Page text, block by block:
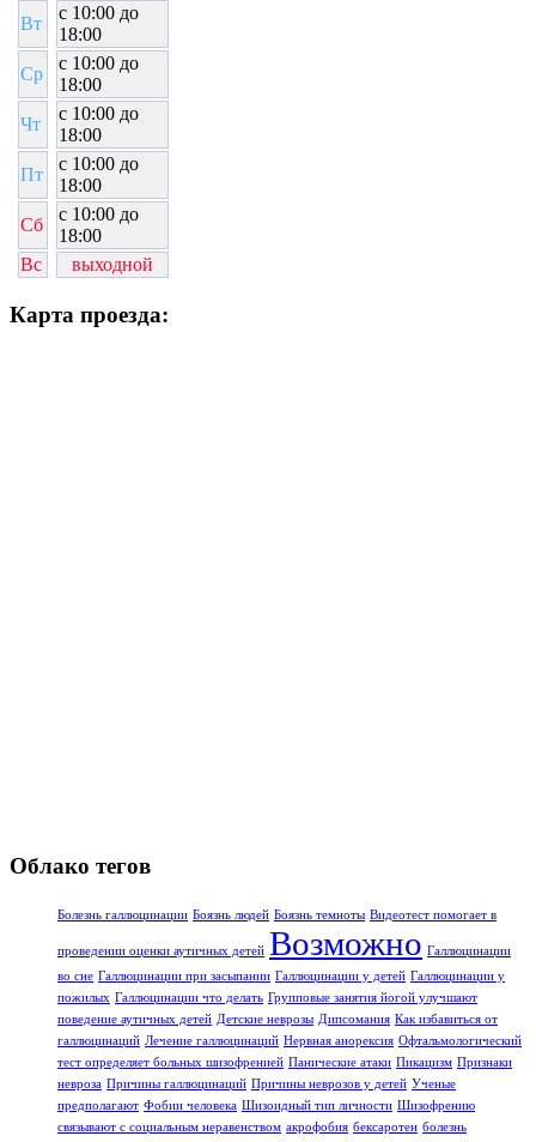
Вт
c 10:00 до
18:00
Ср
c 10:00 до
18:00
Чт
c 10:00 до
18:00
Пт
c 10:00 до
18:00
Сб
c 10:00 до
18:00
Вс
выходной
Карта проезда:
Облако тегов
Болезнь галлюцинации Боязнь людей Боязнь темноты Видеотест помогает в
проведении оценки аутичных детей Возможно Галлюцинации
во сне Галлюцинации при засыпании Галлюцинации у детей Галлюцинации у
пожилых Галлюцинации что делать Групповые занятия йогой улучшают
поведение аутичных детей Детские неврозы Дипсомания Как избавиться от
галлюцинаций Лечение галлюцинаций Нервная анорексия Офтальмологический
тест определяет больных шизофренией Панические атаки Пикацизм Признаки
невроза Причины галлюцинаций Причины неврозов у детей Ученые
предполагают Фобии человека Шизоидный тип личности Шизофрению
связывают с социальным неравенством акрофобия бексаротен болезнь